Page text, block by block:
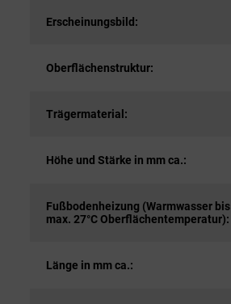
Erscheinungsbild:
Oberflächenstruktur:
Trägermaterial:
Höhe und Stärke in mm ca.:
Fußbodenheizung (Warmwasser bis
max. 27°C Oberflächentemperatur):
Länge in mm ca.: